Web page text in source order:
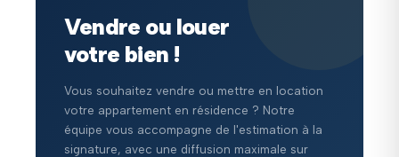
Vendre ou louer
votre bien !
Vous souhaitez vendre ou mettre en location
votre appartement en résidence ? Notre
équipe vous accompagne de l'estimation à la
signature, avec une diffusion maximale sur